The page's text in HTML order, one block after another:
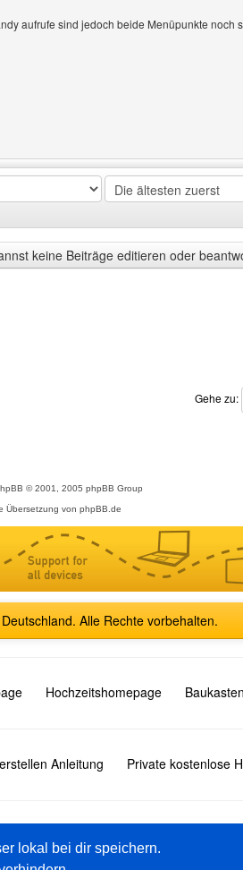
aufrufe sind jedoch beide Menüpunkte noch
keine Beiträge editieren oder
Gehe zu:
© 2001, 2005 phpBB Group
Übersetzung von phpBB.de
Alle Rechte vorbehalten.
Hochzeitshomepage
Anleitung Private kostenlose
lokal bei dir speichern.